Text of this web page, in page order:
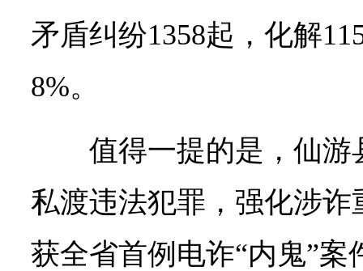
矛盾纠纷1358起，化解
8%。
值得一提的是，仙
私渡违法犯罪，强化涉
获全省首例电诈“内鬼”